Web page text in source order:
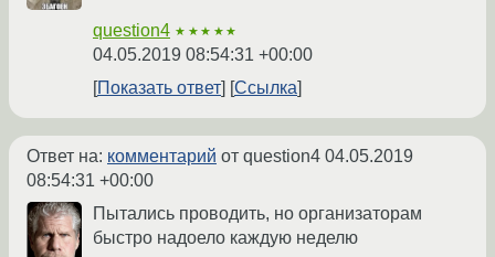
question4 ★★★★★
04.05.2019 08:54:31 +00:00
Показать ответ
Ссылка
Ответ на: комментарий от question4 04.05.2019
08:54:31 +00:00
Пытались проводить, но организаторам
быстро надоело каждую неделю